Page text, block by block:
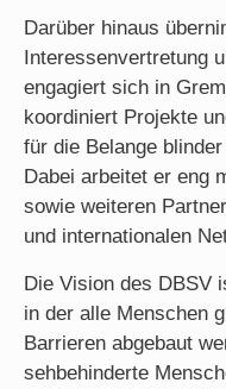
Darüber hinaus
Interessenvertretung
engagiert sich in
koordiniert Projekte
für die Belange
Dabei arbeitet er eng
sowie weiteren
und internationalen
Die Vision des DBSV
in der alle Menschen
Barrieren abgebaut
sehbehinderte